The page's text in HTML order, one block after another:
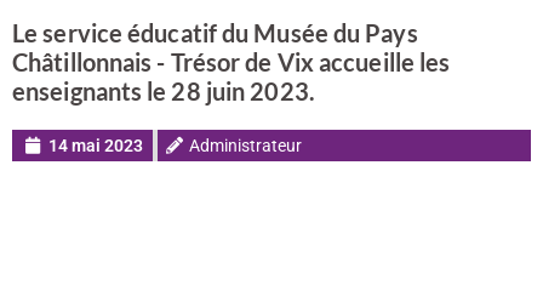
Le service éducatif du Musée du Pays
Châtillonnais - Trésor de Vix accueille les
enseignants le 28 juin 2023.
14 mai 2023 Administrateur